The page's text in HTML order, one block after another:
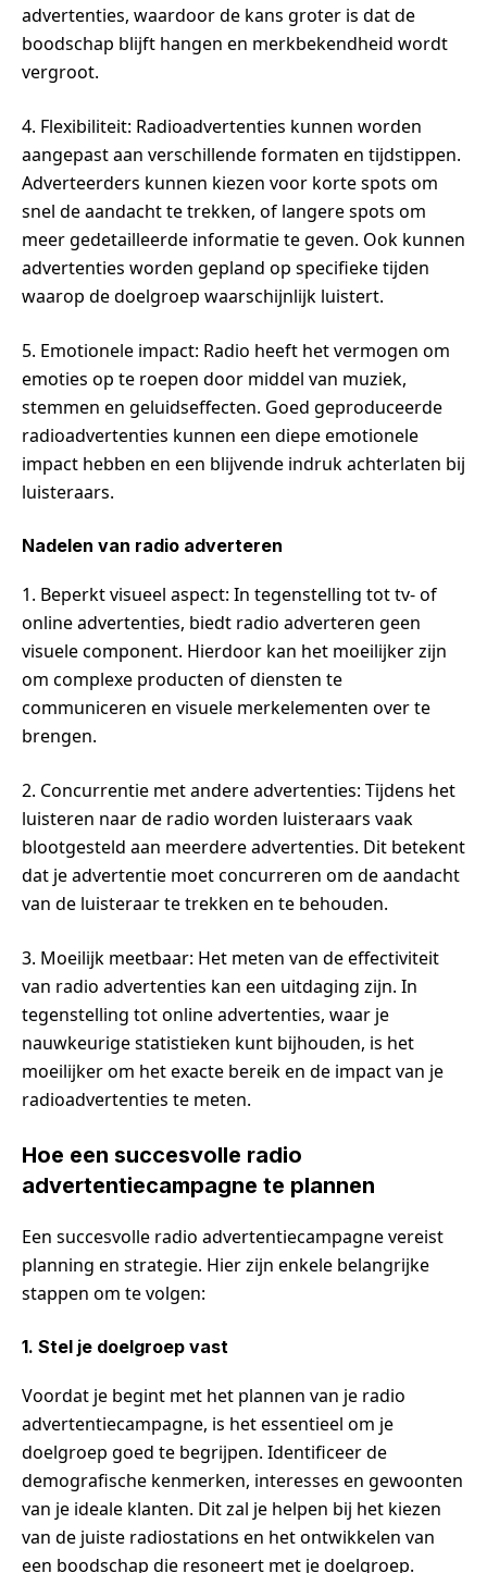
advertenties, waardoor de kans groter is dat de
boodschap blijft hangen en merkbekendheid wordt
vergroot.
4. Flexibiliteit: Radioadvertenties kunnen worden
aangepast aan verschillende formaten en tijdstippen.
Adverteerders kunnen kiezen voor korte spots om
snel de aandacht te trekken, of langere spots om
meer gedetailleerde informatie te geven. Ook kunnen
advertenties worden gepland op specifieke tijden
waarop de doelgroep waarschijnlijk luistert.
5. Emotionele impact: Radio heeft het vermogen om
emoties op te roepen door middel van muziek,
stemmen en geluidseffecten. Goed geproduceerde
radioadvertenties kunnen een diepe emotionele
impact hebben en een blijvende indruk achterlaten bij
luisteraars.
Nadelen van radio adverteren
1. Beperkt visueel aspect: In tegenstelling tot tv- of
online advertenties, biedt radio adverteren geen
visuele component. Hierdoor kan het moeilijker zijn
om complexe producten of diensten te
communiceren en visuele merkelementen over te
brengen.
2. Concurrentie met andere advertenties: Tijdens het
luisteren naar de radio worden luisteraars vaak
blootgesteld aan meerdere advertenties. Dit betekent
dat je advertentie moet concurreren om de aandacht
van de luisteraar te trekken en te behouden.
3. Moeilijk meetbaar: Het meten van de effectiviteit
van radio advertenties kan een uitdaging zijn. In
tegenstelling tot online advertenties, waar je
nauwkeurige statistieken kunt bijhouden, is het
moeilijker om het exacte bereik en de impact van je
radioadvertenties te meten.
Hoe een succesvolle radio
advertentiecampagne te plannen
Een succesvolle radio advertentiecampagne vereist
planning en strategie. Hier zijn enkele belangrijke
stappen om te volgen:
1. Stel je doelgroep vast
Voordat je begint met het plannen van je radio
advertentiecampagne, is het essentieel om je
doelgroep goed te begrijpen. Identificeer de
demografische kenmerken, interesses en gewoonten
van je ideale klanten. Dit zal je helpen bij het kiezen
van de juiste radiostations en het ontwikkelen van
een boodschap die resoneert met je doelgroep.